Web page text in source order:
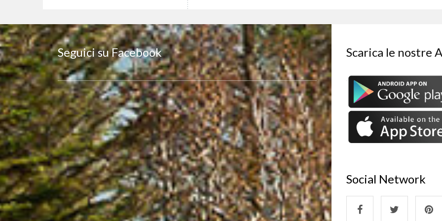
Seguici su Facebook Scarica le nostre
Social Network